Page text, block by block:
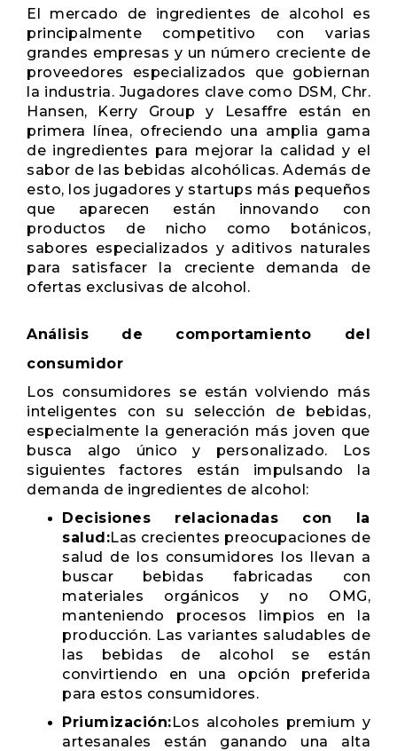
El mercado de ingredientes de alcohol es
principalmente competitivo con varias
grandes empresas y un número creciente de
proveedores especializados que gobiernan
la industria. Jugadores clave como DSM, Chr.
Hansen, Kerry Group y Lesaffre están en
primera línea, ofreciendo una amplia gama
de ingredientes para mejorar la calidad y el
sabor de las bebidas alcohólicas. Además de
esto, los jugadores y startups más pequeños
que aparecen están innovando con
productos de nicho como botánicos,
sabores especializados y aditivos naturales
para satisfacer la creciente demanda de
ofertas exclusivas de alcohol.
Análisis de comportamiento del
consumidor
Los consumidores se están volviendo más
inteligentes con su selección de bebidas,
especialmente la generación más joven que
busca algo único y personalizado. Los
siguientes factores están impulsando la
demanda de ingredientes de alcohol:
Decisiones relacionadas con la
salud:Las crecientes preocupaciones de
salud de los consumidores los llevan a
buscar bebidas fabricadas con
materiales orgánicos y no OMG,
manteniendo procesos limpios en la
producción. Las variantes saludables de
las bebidas de alcohol se están
convirtiendo en una opción preferida
para estos consumidores.
Priumización:Los alcoholes premium y
artesanales están ganando una alta